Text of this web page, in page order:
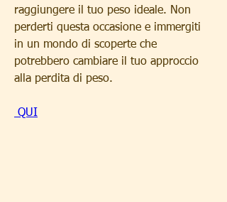
raggiungere il tuo peso ideale. Non
perderti questa occasione e immergiti
in un mondo di scoperte che
potrebbero cambiare il tuo approccio
alla perdita di peso.
QUI